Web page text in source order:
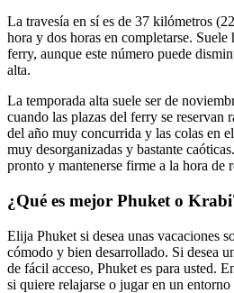
La travesía en sí es de 37 kilómetros
hora y dos horas en completarse. Suele
ferry, aunque este número puede
alta.
La temporada alta suele ser de
cuando las plazas del ferry se reservan
del año muy concurrida y las colas en
muy desorganizadas y bastante
pronto y mantenerse firme a la hora de
¿Qué es mejor Phuket o
Elija Phuket si desea unas vacaciones
cómodo y bien desarrollado. Si desea
de fácil acceso, Phuket es para usted.
si quiere relajarse o jugar en un entorno